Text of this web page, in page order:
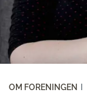
OM FORENINGEN